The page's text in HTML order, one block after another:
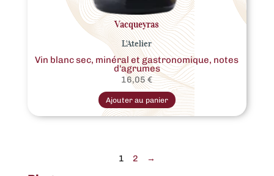
Vacqueyras
L'Atelier
Vin blanc sec, minéral et gastronomique, notes
d'agrumes
16,05€
Ajouter au panier
Ce
produit
a
plusieurs
variations.
1 2 →